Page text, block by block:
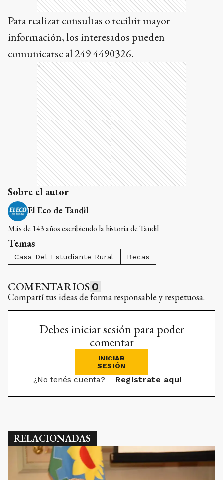
Para realizar consultas o recibir mayor
información, los interesados pueden
comunicarse al 249 4490326.
Ads
Sobre el autor
El Eco de Tandil
Más de 143 años escribiendo la historia de Tandil
Temas
Casa Del Estudiante Rural Becas
COMENTARIOS 0
Compartí tus ideas de forma responsable y respetuosa.
Debes iniciar sesión para poder
comentar
INICIAR
SESIÓN
¿No tenés cuenta? Registrate aquí
RELACIONADAS